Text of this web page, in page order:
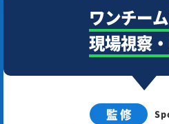
ワンチー
現場視察
監修